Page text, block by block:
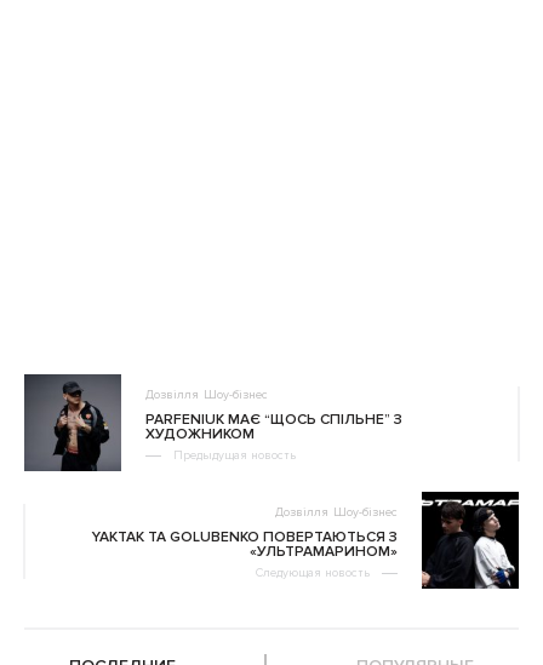
Дозвілля Шоу-бізнес
PARFENIUK МАЄ “ЩОСЬ СПІЛЬНЕ” З
ХУДОЖНИКОМ
Предыдущая новость
Дозвілля Шоу-бізнес
YAKTAK ТА GOLUBENKO ПОВЕРТАЮТЬСЯ З
«УЛЬТРАМАРИНОМ»
Следующая новость